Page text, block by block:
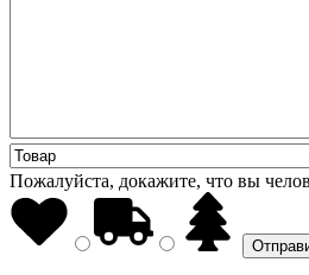
Пожалуйста, докажите, что вы